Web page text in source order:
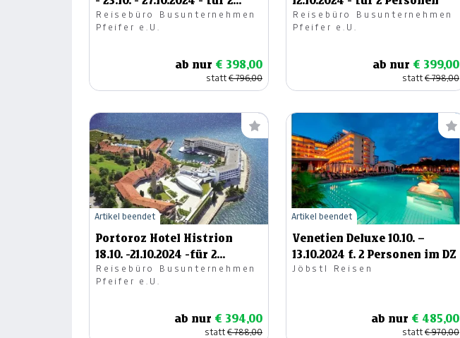
Personen
Reisebüro Busunternehmen
Pfeifer e.U.
ab nur € 398,00
statt€ 796,00
Reisebüro Busunternehmen
Pfeifer e.U.
ab nur € 399,00
statt€ 798,00
Portoroz Hotel Histrion
18.10. -21.10.2024 -für 2
Personen
Reisebüro Busunternehmen
Pfeifer e.U.
ab nur € 394,00
statt€ 788,00
Artikel beendet
Venetien Deluxe 10.10. –
13.10.2024 f. 2 Personen im DZ
Jöbstl Reisen
ab nur € 485,00
statt€ 970,00
Artikel beendet